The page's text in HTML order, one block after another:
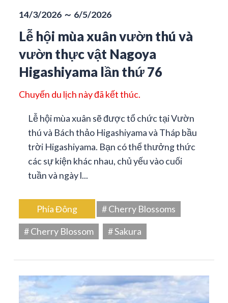
14/3/2026 ～ 6/5/2026
Lễ hội mùa xuân vườn thú và
vườn thực vật Nagoya
Higashiyama lần thứ 76
Chuyến du lịch này đã kết thúc.
Lễ hội mùa xuân sẽ được tổ chức tại Vườn
thú và Bách thảo Higashiyama và Tháp bầu
trời Higashiyama. Bạn có thể thưởng thức
các sự kiện khác nhau, chủ yếu vào cuối
tuần và ngày l...
Phía Đông
# Cherry Blossoms
# Cherry Blossom
# Sakura